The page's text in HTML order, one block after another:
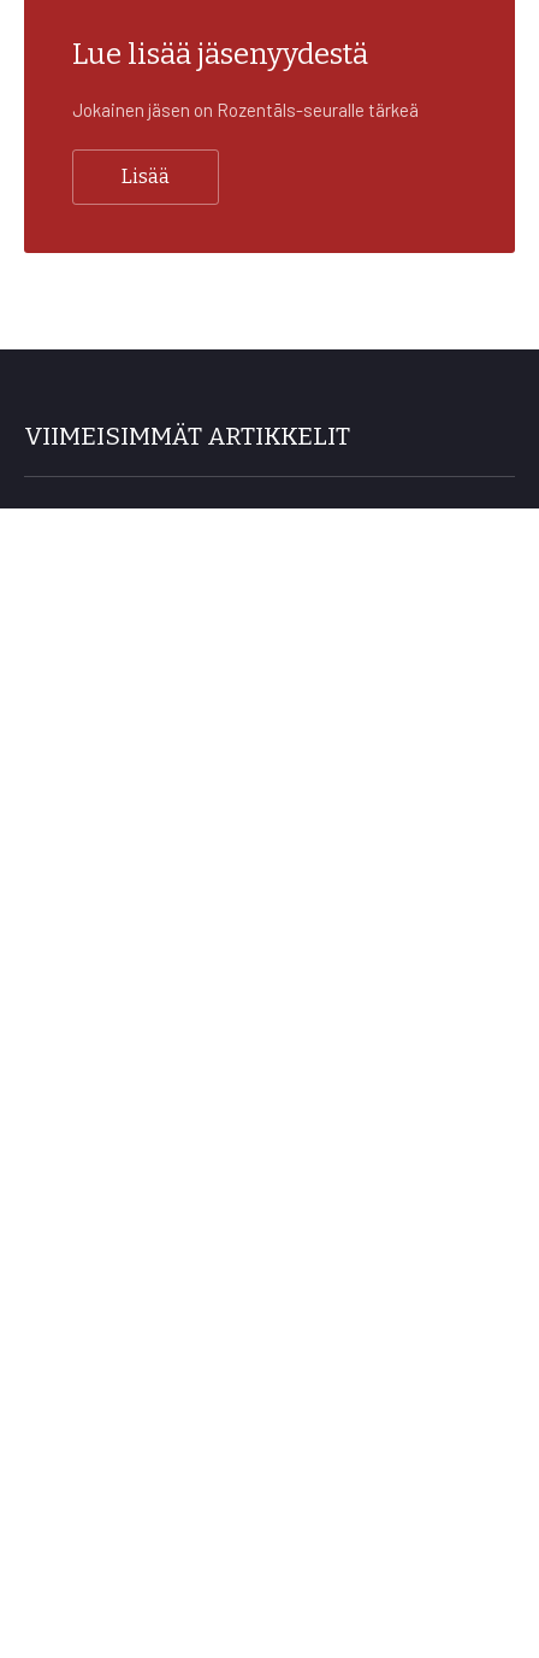
Lue lisää jäsenyydestä
Jokainen jäsen on Rozentāls-seuralle tärkeä
Lisää
VIIMEISIMMÄT ARTIKKELIT
Jäsenmatka Riikaan 24.–27.9.2026